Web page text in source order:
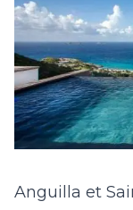
Anguilla et